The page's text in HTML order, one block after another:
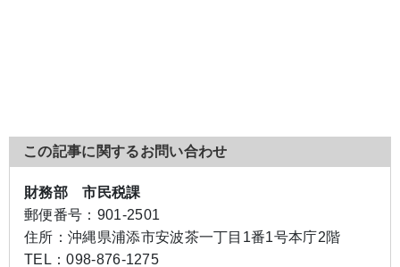
この記事に関するお問い合わせ
財務部 市民税課
郵便番号： 901-2501
住所： 沖縄県浦添市安波茶一丁目1番1号本庁2階
TEL：098-876-1275